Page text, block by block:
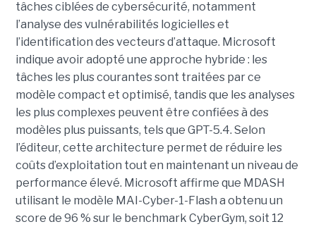
tâches ciblées de cybersécurité, notamment
l’analyse des vulnérabilités logicielles et
l’identification des vecteurs d’attaque. Microsoft
indique avoir adopté une approche hybride : les
tâches les plus courantes sont traitées par ce
modèle compact et optimisé, tandis que les analyses
les plus complexes peuvent être confiées à des
modèles plus puissants, tels que GPT-5.4. Selon
l’éditeur, cette architecture permet de réduire les
coûts d’exploitation tout en maintenant un niveau de
performance élevé. Microsoft affirme que MDASH
utilisant le modèle MAI-Cyber-1-Flash a obtenu un
score de 96 % sur le benchmark CyberGym, soit 12